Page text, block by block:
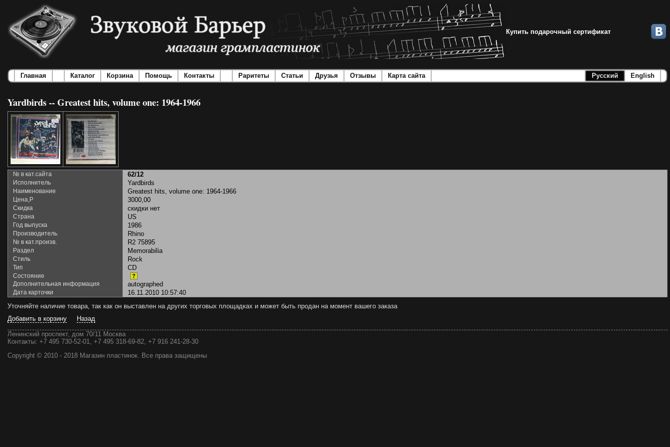
Купить подарочный сертификат
Главная Каталог Корзина Помощь Контакты Раритеты Статьи Друзья Отзывы Карта сайта Русский English
Yardbirds -- Greatest hits, volume one: 1964-1966
№ в кат.сайта 62/12
Исполнитель Yardbirds
Наименование Greatest hits, volume one: 1964-1966
Цена,Р 3000,00
Скидка скидки нет
Страна US
Год выпуска 1986
Производитель Rhino
№ в кат.произв. R2 75895
Раздел Memorabilia
Стиль Rock
Тип CD
Состояние ?
Дополнительная информация autographed
Дата карточки
16.11.2010 10:57:40
Уточняйте наличие товара, так как он выставлен на других торговых площадках и может быть продан на момент вашего заказа
Добавить в корзину
Назад
Ленинский проспект, дом 70/11 Москва
Контакты: +7 495 730-52-01, +7 495 318-69-82, +7 916 241-28-30
Copyright © 2010 - 2018 Магазин пластинок. Все права защищены